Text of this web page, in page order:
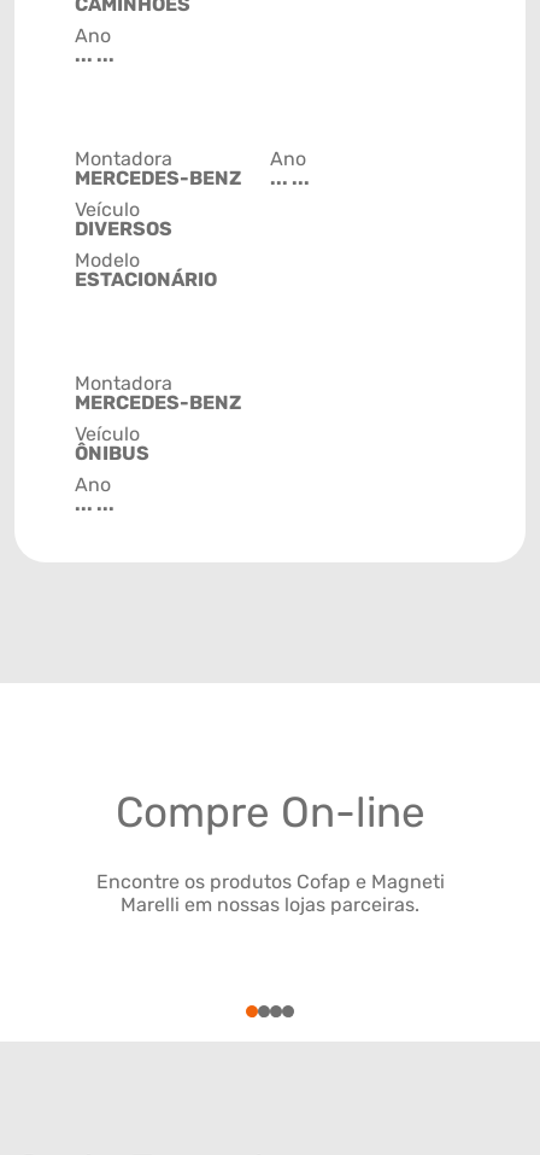
CAMINHÕES
Ano
... ...
Montadora
MERCEDES-BENZ
Veículo
DIVERSOS
Modelo
ESTACIONÁRIO
Ano
... ...
Montadora
MERCEDES-BENZ
Veículo
ÔNIBUS
Ano
... ...
Compre On-line
Encontre os produtos Cofap e Magneti
Marelli em nossas lojas parceiras.
1234